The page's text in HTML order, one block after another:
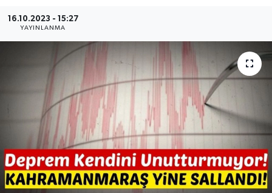
16.10.2023 - 15:27
YAYINLANMA
TEKNOLOJİ
EĞİTİM
İLÇE HABERLERİ
KÜLTÜR-SANAT
KSÜ
Tüm Manşetler
Son Dakika Haberleri
Haber Arşivi